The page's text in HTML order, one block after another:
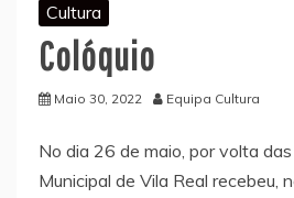
Cultura
Colóquio
Maio 30, 2022 Equipa Cultura
No dia 26 de maio, por volta
Municipal de Vila Real recebeu,